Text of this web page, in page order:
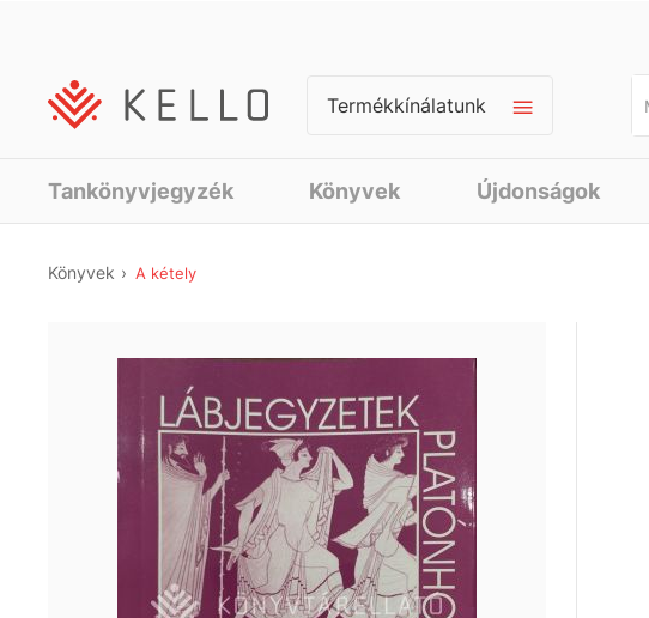
Termékkínálatunk
Tankönyvjegyzék Könyvek Újdonságok
Könyvek A kétely